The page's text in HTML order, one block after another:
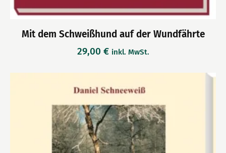
Mit dem Schweißhund auf der Wundfährte
29,00 € inkl. MwSt.